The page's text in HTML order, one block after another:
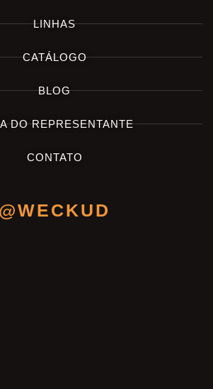
LINHAS
CATÁLOGO
BLOG
DO REPRESENTANTE
CONTATO
@WECKUD